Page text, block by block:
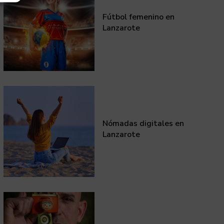
Fútbol femenino en
Lanzarote
Nómadas digitales en
Lanzarote